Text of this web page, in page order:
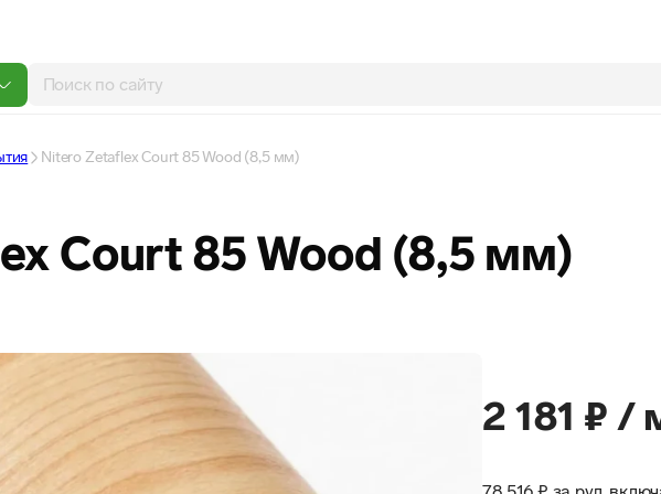
Nitero Zetaflex Court 85 Wood (8,5 мм)
Court 85 Wood (8,5 мм)
2 181 ₽ /